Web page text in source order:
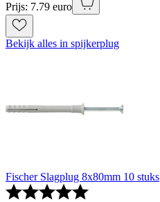
Prijs: 7.79 euro
Bekijk alles in spijkerplug
Fischer Slagplug 8x80mm 10 stuks